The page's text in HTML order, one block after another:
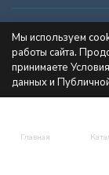
Главная
Каталог товаров
Информация
Мы используем
работы сайта.
принимаете
данных и